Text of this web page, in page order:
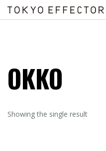
OKKO
Showing the single result